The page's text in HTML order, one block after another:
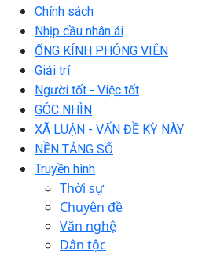
Chính sách
Nhịp cầu nhân ái
ỐNG KÍNH PHÓNG VIÊN
Giải trí
Người tốt - Việc tốt
GÓC NHÌN
XÃ LUẬN - VẤN ĐỀ KỲ NÀY
NỀN TẢNG SỐ
Truyền hình
Thời sự
Chuyên đề
Văn nghệ
Dân tộc